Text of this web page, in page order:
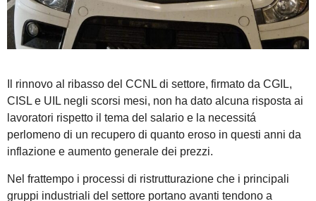
Il rinnovo al ribasso del CCNL di settore, firmato da CGIL,
CISL e UIL negli scorsi mesi, non ha dato alcuna risposta ai
lavoratori rispetto il tema del salario e la necessitá
perlomeno di un recupero di quanto eroso in questi anni da
inflazione e aumento generale dei prezzi.
Nel frattempo i processi di ristrutturazione che i principali
gruppi industriali del settore portano avanti tendono a